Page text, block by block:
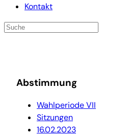
Kontakt
Abstimmung
Wahlperiode VII
Sitzungen
16.02.2023